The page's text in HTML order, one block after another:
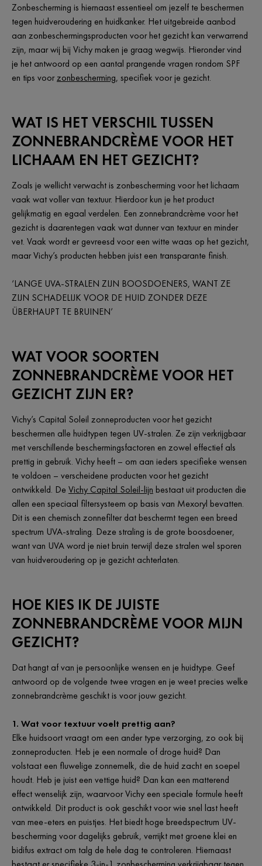
Zonbescherming is hiernaast essentieel om jezelf te beschermen
tegen huidveroudering en huidkanker. Het uitgebreide aanbod
aan zonbeschermingsproducten voor het gezicht kan verwarrend
zijn, maar wij bij Vichy maken je graag wegwijs. Hieronder vind
je het antwoord op een aantal prangende vragen rondom SPF
en tips voorzonbescherming, specifiek voor je gezicht.
WAT IS HET VERSCHIL TUSSEN
ZONNEBRANDCRÈME VOOR HET
LICHAAM EN HET GEZICHT?
Zoals je wellicht verwacht is zonbescherming voor het lichaam
vaak wat voller van textuur. Hierdoor kun je het product
gelijkmatig en egaal verdelen. Een zonnebrandcrème voor het
gezicht is daarentegen vaak wat dunner van textuur en minder
vet. Vaak wordt er gevreesd voor een witte waas op het gezicht,
maar Vichy’s producten hebben juist een transparante finish.
‘LANGE UVA-STRALEN ZIJN BOOSDOENERS, WANT ZE
ZIJN SCHADELIJK VOOR DE HUID ZONDER DEZE
ÜBERHAUPT TE BRUINEN’
WAT VOOR SOORTEN
ZONNEBRANDCRÈME VOOR HET
GEZICHT ZIJN ER?
Vichy’s Capital Soleil zonneproducten voor het gezicht
beschermen alle huidtypen tegen UV-stralen. Ze zijn verkrijgbaar
met verschillende beschermingsfactoren en zowel effectief als
prettig in gebruik. Vichy heeft – om aan ieders specifieke wensen
te voldoen – verscheidene producten voor het gezicht
ontwikkeld. De Vichy Capital Soleil-lijn bestaat uit producten die
allen een speciaal filtersysteem op basis van Mexoryl bevatten.
Dit is een chemisch zonnefilter dat beschermt tegen een breed
spectrum UVA-straling. Deze straling is de grote boosdoener,
want van UVA word je niet bruin terwijl deze stralen wel sporen
van huidveroudering op je gezicht achterlaten.
HOE KIES IK DE JUISTE
ZONNEBRANDCRÈME VOOR MIJN
GEZICHT?
Dat hangt af van je persoonlijke wensen en je huidtype. Geef
antwoord op de volgende twee vragen en je weet precies welke
zonnebrandcrème geschikt is voor jouw gezicht.
1. Wat voor textuur voelt prettig aan?
Elke huidsoort vraagt om een ander type verzorging, zo ook bij
zonneproducten. Heb je een normale of droge huid? Dan
volstaat een fluwelige zonnemelk, die de huid zacht en soepel
houdt. Heb je juist een vettige huid? Dan kan een matterend
effect wenselijk zijn, waarvoor Vichy een speciale formule heeft
ontwikkeld. Dit product is ook geschikt voor wie snel last heeft
van mee-eters en puistjes. Het biedt hoge breedspectrum UV-
bescherming voor dagelijks gebruik, verrijkt met groene klei en
bidifus extract om talg de hele dag te controleren. Hiernaast